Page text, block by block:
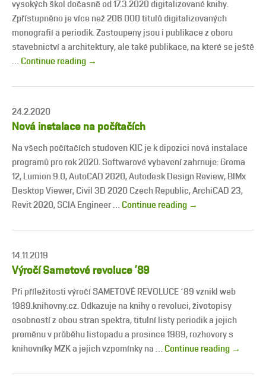
vysokých škol dočasně od 17.3.2020 digitalizované knihy.
Zpřístupněno je více než 206 000 titulů digitalizovaných
monografií a periodik. Zastoupeny jsou i publikace z oboru
stavebnictví a architektury, ale také publikace, na které se ještě
Continue reading →
24.2.2020
Nová instalace na počítačích
Na všech počítačích studoven KIC je k dipozici nová instalace
programů pro rok 2020. Softwarové vybavení zahrnuje: Groma
12, Lumion 9.0, AutoCAD 2020, Autodesk Design Review, BIMx
Desktop Viewer, Civil 3D 2020 Czech Republic, ArchiCAD 23,
Revit 2020, SCIA Engineer … Continue reading →
14.11.2019
Výročí Sametové revoluce ’89
Při příležitosti výročí SAMETOVÉ REVOLUCE ´89 vznikl web
1989.knihovny.cz. Odkazuje na knihy o revoluci, životopisy
osobností z obou stran spektra, titulní listy periodik a jejich
proměnu v průběhu listopadu a prosince 1989, rozhovory s
knihovníky MZK a jejich vzpomínky na … Continue reading →